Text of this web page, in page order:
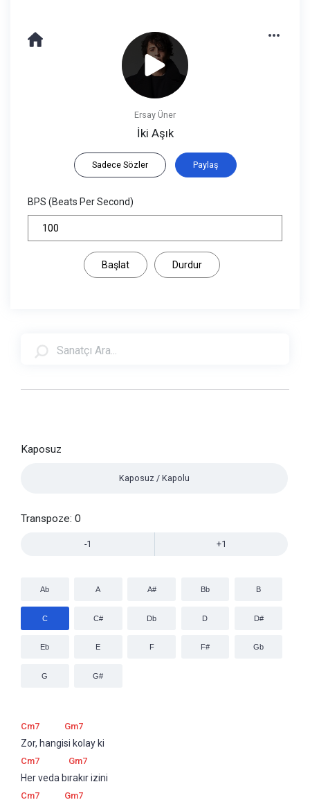
Ersay Üner
İki Aşık
Sadece Sözler Paylaş
BPS (Beats Per Second)
Başlat Durdur
Kaposuz
Kaposuz / Kapolu
Transpoze: 0
+1
-1
Ab A A# Bb B
C C# Db D D#
Eb E F F# Gb
G G#
Cm7 Gm7
Zor, hangisi kolay ki
Cm7 Gm7
Her veda bırakır izini
Cm7 Gm7